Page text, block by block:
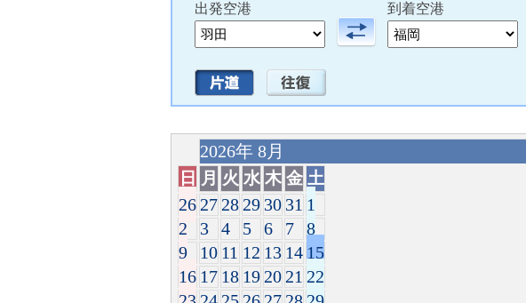
出発空港 到着空港
2026年 8月
日 月 火 水 木 金 土
26 27 28 29 30 31 1
2
3 4 5 6 7
8
9
10 11 12 13 14 15
16 17 18 19 20 21 22